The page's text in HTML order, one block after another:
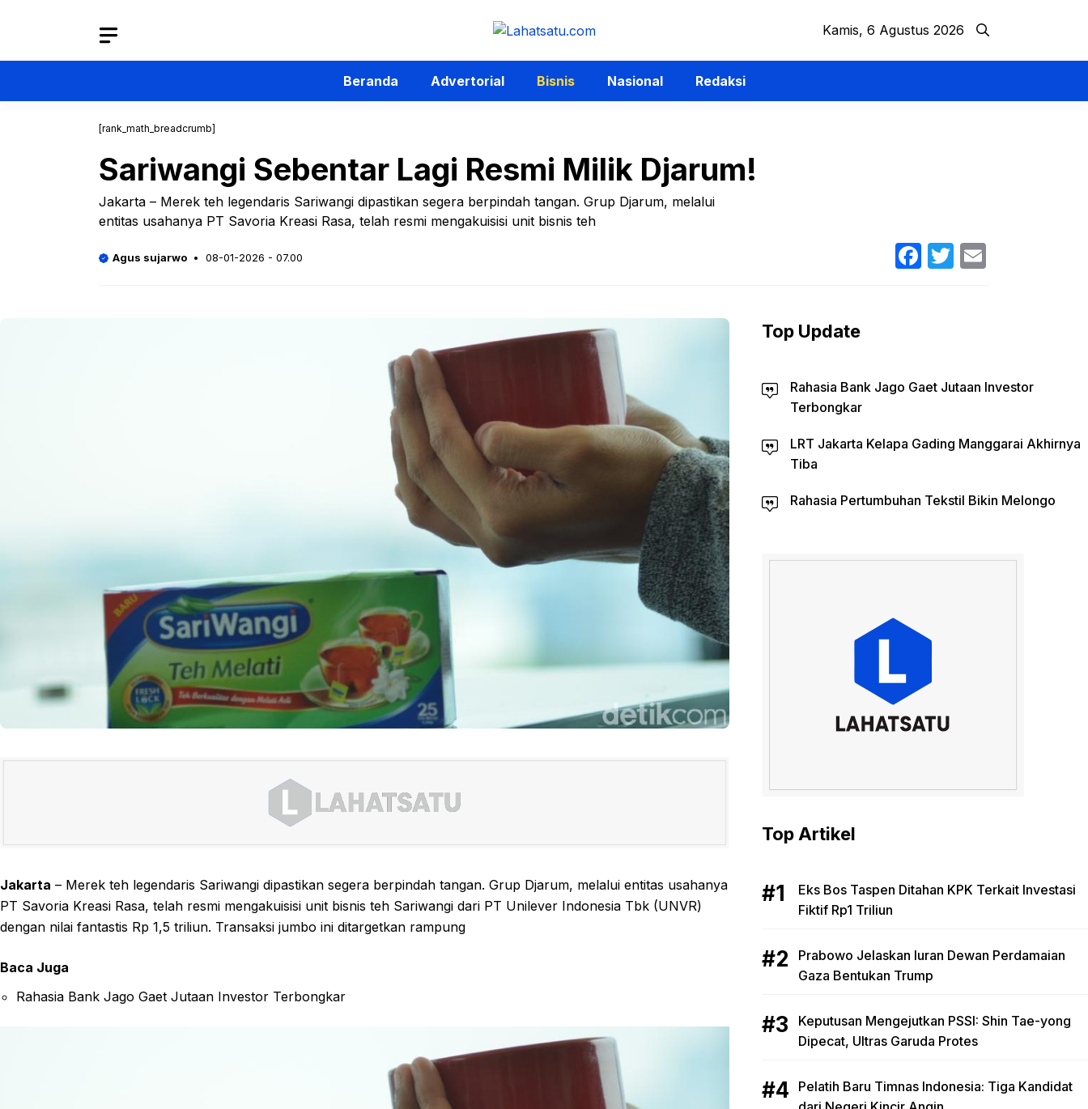
Kamis, 6 Agustus 2026
Beranda Advertorial Bisnis Nasional Redaksi
[rank_math_breadcrumb]
Sariwangi Sebentar Lagi Resmi Milik Djarum!
Jakarta – Merek teh legendaris Sariwangi dipastikan segera berpindah tangan. Grup Djarum, melalui
entitas usahanya PT Savoria Kreasi Rasa, telah resmi mengakuisisi unit bisnis teh
Agus sujarwo 08-01-2026 - 07.00 Facebook
Twitter
Jakarta – Merek teh legendaris Sariwangi dipastikan segera berpindah tangan. Grup Djarum, melalui entitas usahanya
PT Savoria Kreasi Rasa, telah resmi mengakuisisi unit bisnis teh Sariwangi dari PT Unilever Indonesia Tbk (UNVR)
dengan nilai fantastis Rp 1,5 triliun. Transaksi jumbo ini ditargetkan rampung
Baca Juga
Rahasia Bank Jago Gaet Jutaan Investor Terbongkar
Top Update
Rahasia Bank Jago Gaet Jutaan Investor
Terbongkar
LRT Jakarta Kelapa Gading Manggarai Akhirnya
Tiba
Rahasia Pertumbuhan Tekstil Bikin Melongo
Top Artikel
Eks Bos Taspen Ditahan KPK Terkait Investasi
Fiktif Rp1 Triliun
Prabowo Jelaskan Iuran Dewan Perdamaian
Gaza Bentukan Trump
Keputusan Mengejutkan PSSI: Shin Tae-yong
Dipecat, Ultras Garuda Protes
Pelatih Baru Timnas Indonesia: Tiga Kandidat